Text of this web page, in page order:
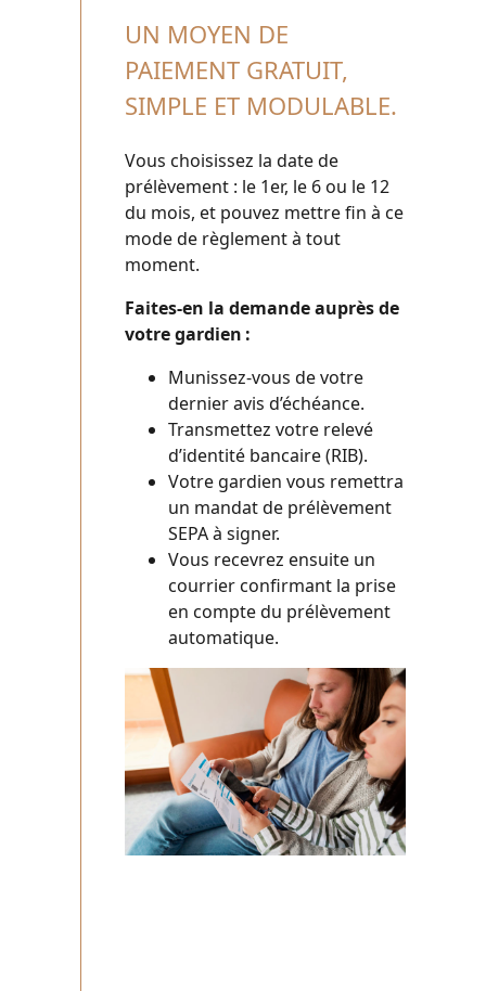
UN MOYEN DE
PAIEMENT GRATUIT,
SIMPLE ET MODULABLE.
Vous choisissez la date de
prélèvement : le 1er, le 6 ou le 12
du mois, et pouvez mettre fin à ce
mode de règlement à tout
moment.
Faites-en la demande auprès de
votre gardien :
Munissez-vous de votre
dernier avis d’échéance.
Transmettez votre relevé
d’identité bancaire (RIB).
Votre gardien vous remettra
un mandat de prélèvement
SEPA à signer.
Vous recevrez ensuite un
courrier confirmant la prise
en compte du prélèvement
automatique.